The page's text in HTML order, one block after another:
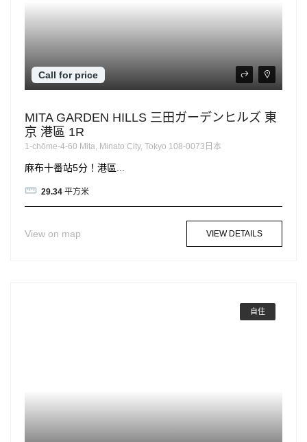
Call for price
MITA GARDEN HILLS 三田ガーデンヒルズ 東
京 港區 1R
1-chōme-4-60 Mita, Minato City, Tokyo 108-0073日本
麻布十番站5分！港區...
29.34 平方米
View on map VIEW DETAILS
自住